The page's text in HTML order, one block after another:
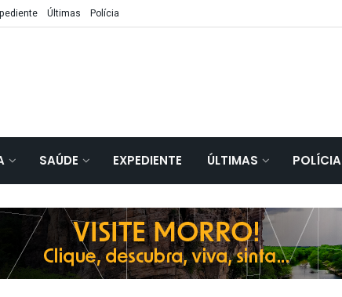
Últimas Polícia
SAÚDE EXPEDIENTE ÚLTIMAS POLÍCIA